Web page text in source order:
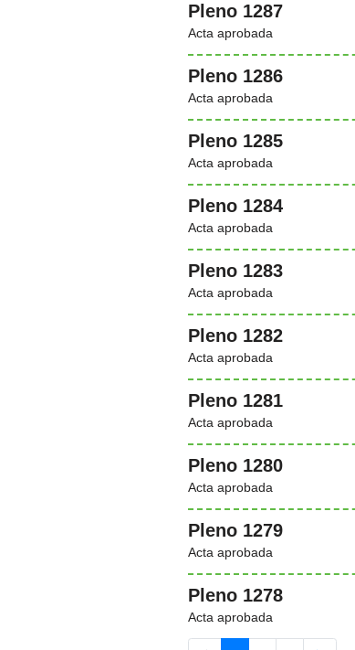
Pleno 1287
Acta aprobada
Pleno 1286
Acta aprobada
Pleno 1285
Acta aprobada
Pleno 1284
Acta aprobada
Pleno 1283
Acta aprobada
Pleno 1282
Acta aprobada
Pleno 1281
Acta aprobada
Pleno 1280
Acta aprobada
Pleno 1279
Acta aprobada
Pleno 1278
Acta aprobada